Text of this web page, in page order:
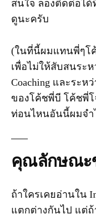
สนใจ ลองติดต่อได้
ดูนะครับ
(ในที่นี้ผมแทนพี่ๆโ
เพื่อไม่ให้สับสนระ
Coaching และระ
ของโค้ชพี่บี โค้ชพี่
ท่อนไหนอันนี้ผมจำ
คุณลักษณะ
ถ้าใครเคยอ่านใน
แตกต่างกันไป แต่